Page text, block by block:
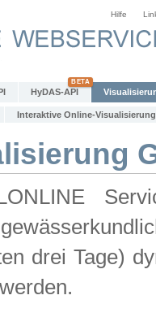
Hilfe
HyDAS-API
Interaktive Online-Visualisierung
drei Tage)